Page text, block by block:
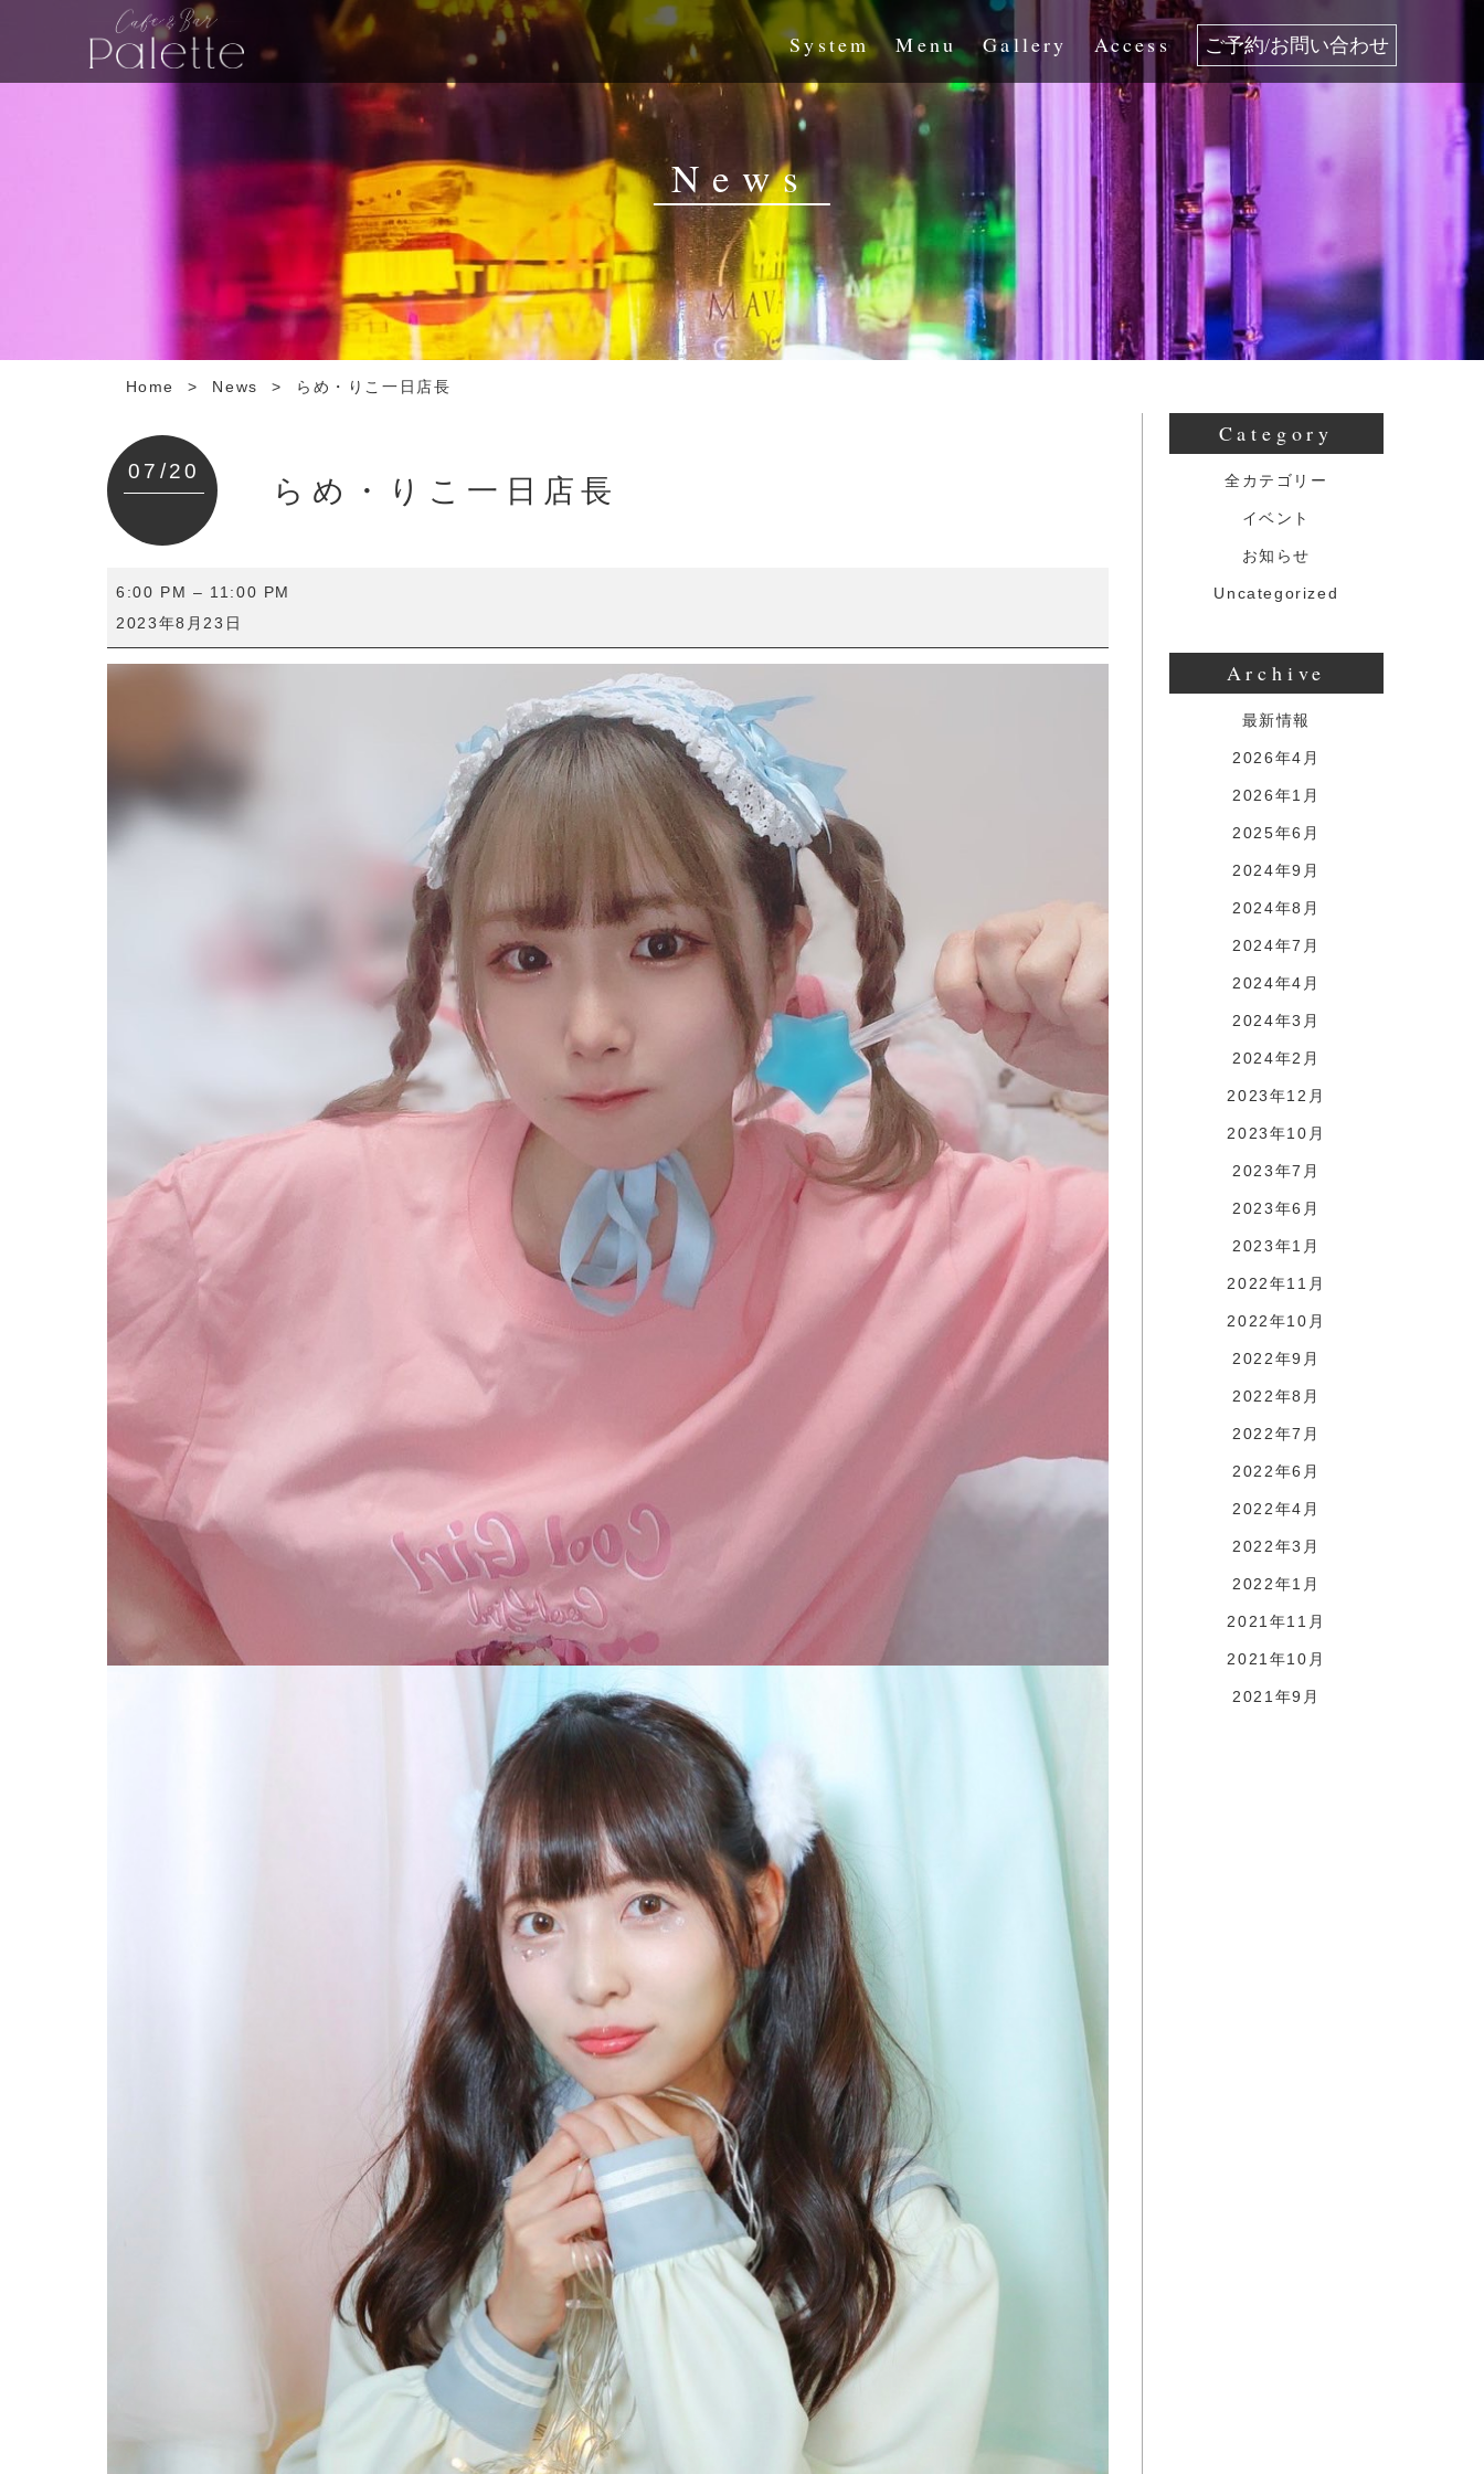
System Menu Gallery Access ご予約/お問い合わせ
News
Home > News > らめ・りこ一日店長
07/20
らめ・りこ一日店長
ら
め・
り
こ
6:00 PM – 11:00 PM
2023年8月23日
Category
全カテゴリー
イベント
お知らせ
Uncategorized
Archive
最新情報
2026年4月
2026年1月
2025年6月
2024年9月
2024年8月
2024年7月
2024年4月
2024年3月
2024年2月
2023年12月
2023年10月
2023年7月
2023年6月
2023年1月
2022年11月
2022年10月
2022年9月
2022年8月
2022年7月
2022年6月
2022年4月
2022年3月
2022年1月
2021年11月
2021年10月
2021年9月